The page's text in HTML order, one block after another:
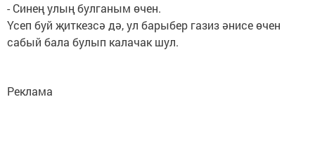
- Синең улың булганым өчен.
Үсеп буй җиткезсә дә, ул барыбер газиз әнисе өчен
сабый бала булып калачак шул.
Реклама